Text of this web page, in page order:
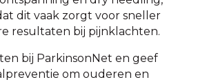
dit vaak zorgt voor sneller
resultaten bij pijnklachten.
bij ParkinsonNet en geef
om ouderen en